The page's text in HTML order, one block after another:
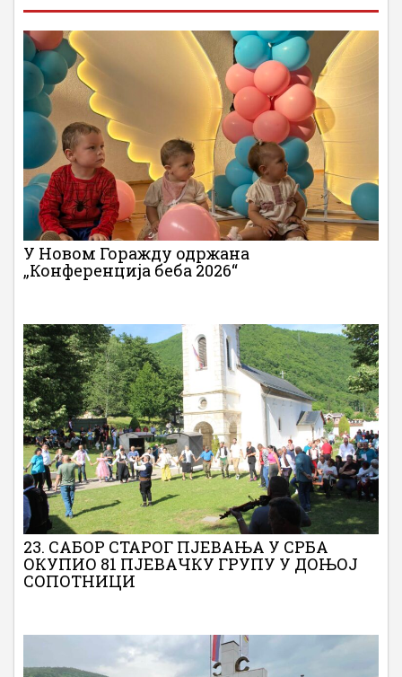
У Новом Горажду одржана
„Конференција беба 2026“
23. САБОР СТАРОГ ПЈЕВАЊА У СРБА
ОКУПИО 81 ПЈЕВАЧКУ ГРУПУ У ДОЊОЈ
СОПОТНИЦИ